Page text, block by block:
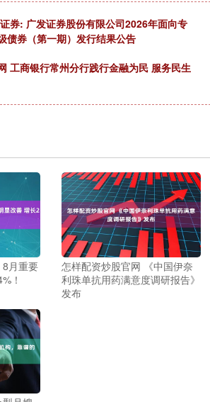
券: 广发证券股份有限公司2026年面向专
债券（第一期）发行结果公告
工商银行常州分行践行金融为民 服务民生
月重要
！
怎样配资炒股官网 《中国伊奈
利珠单抗用药满意度调研报告》
发布